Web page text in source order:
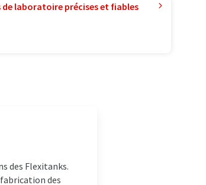
de laboratoire précises et fiables
des Flexitanks.
des